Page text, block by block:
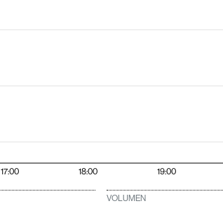
17:00 18:00 19:00
VOLUMEN